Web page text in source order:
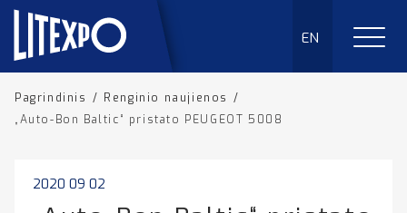
EN
Pagrindinis / Renginio naujienos /
„Auto-Bon Baltic“ pristato PEUGEOT 5008
2020 09 02